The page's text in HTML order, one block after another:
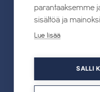
22.07.2026
suomalaiselle arjelle
parantaaksemme
sisältöä ja
Lue lisää
SALLI